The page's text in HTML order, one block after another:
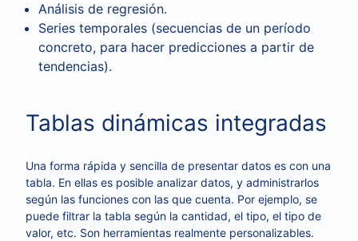
Análisis de regresión.
Series temporales (secuencias de un período
concreto, para hacer predicciones a partir de
tendencias).
Tablas dinámicas integradas
Una forma rápida y sencilla de presentar datos es con una
tabla. En ellas es posible analizar datos, y administrarlos
según las funciones con las que cuenta. Por ejemplo, se
puede filtrar la tabla según la cantidad, el tipo, el tipo de
valor, etc. Son herramientas realmente personalizables.